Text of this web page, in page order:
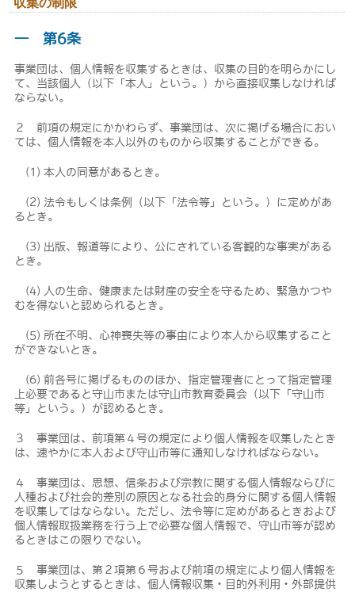
収集の制限
― 第6条
事業団は、個人情報を収集するときは、収集の目的を明らかにし
て、当該個人（以下「本人」という。）から直接収集しなければ
ならない。
２ 前項の規定にかかわらず、事業団は、次に掲げる場合におい
ては、個人情報を本人以外のものから収集することができる。
(1) 本人の同意があるとき。
(2) 法令もしくは条例（以下「法令等」という。）に定めがあ
るとき。
(3) 出版、報道等により、公にされている客観的な事実がある
とき。
(4) 人の生命、健康または財産の安全を守るため、緊急かつや
むを得ないと認められるとき。
(5) 所在不明、心神喪失等の事由により本人から収集すること
ができないとき。
(6) 前各号に掲げるもののほか、指定管理者にとって指定管理
上必要であると守山市または守山市教育委員会（以下「守山市
等」という。）が認めるとき。
３ 事業団は、前項第４号の規定により個人情報を収集したとき
は、速やかに本人および守山市等に通知しなければならない。
４ 事業団は、思想、信条および宗教に関する個人情報ならびに
人種および社会的差別の原因となる社会的身分に関する個人情報
を収集してはならない。ただし、法令等に定めがあるときおよび
個人情報取扱業務を行う上で必要な個人情報で、守山市等が認め
るときはこの限りでない。
５ 事業団は、第２項第６号および前項の規定により個人情報を
収集しようとするときは、個人情報収集・目的外利用・外部提供